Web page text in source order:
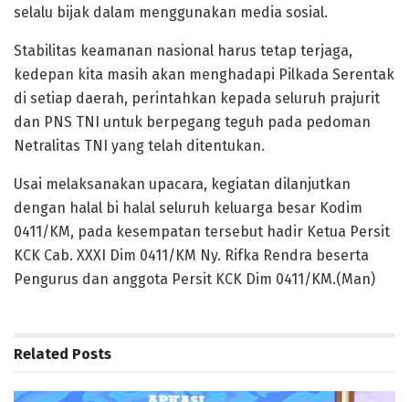
selalu bijak dalam menggunakan media sosial.
Stabilitas keamanan nasional harus tetap terjaga,
kedepan kita masih akan menghadapi Pilkada Serentak
di setiap daerah, perintahkan kepada seluruh prajurit
dan PNS TNI untuk berpegang teguh pada pedoman
Netralitas TNI yang telah ditentukan.
Usai melaksanakan upacara, kegiatan dilanjutkan
dengan halal bi halal seluruh keluarga besar Kodim
0411/KM, pada kesempatan tersebut hadir Ketua Persit
KCK Cab. XXXI Dim 0411/KM Ny. Rifka Rendra beserta
Pengurus dan anggota Persit KCK Dim 0411/KM.(Man)
Related Posts